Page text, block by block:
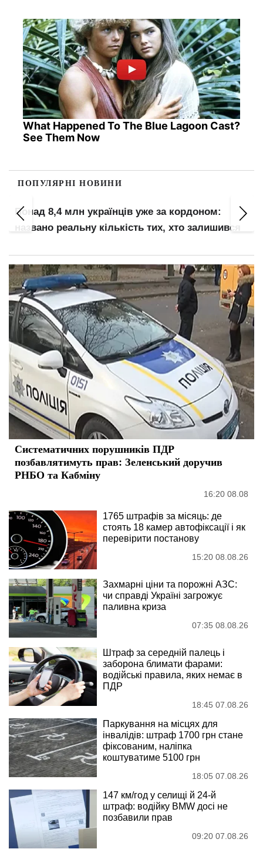
What Happened To The Blue Lagoon Cast?
See Them Now
ПОПУЛЯРНІ НОВИНИ
Понад 8,4 млн українців уже за кордоном:
названо реальну кількість тих, хто залишився
Систематичних порушників ПДР
позбавлятимуть прав: Зеленський доручив
РНБО та Кабміну
16:20 08.08
1765 штрафів за місяць: де
стоять 18 камер автофіксації і як
перевірити постанову
15:20 08.08.26
Захмарні ціни та порожні АЗС:
чи справді Україні загрожує
паливна криза
07:35 08.08.26
Штраф за середній палець і
заборона блимати фарами:
водійські правила, яких немає в
ПДР
18:45 07.08.26
Паркування на місцях для
інвалідів: штраф 1700 грн стане
фіксованим, наліпка
коштуватиме 5100 грн
18:05 07.08.26
147 км/год у селищі й 24-й
штраф: водійку BMW досі не
позбавили прав
09:20 07.08.26